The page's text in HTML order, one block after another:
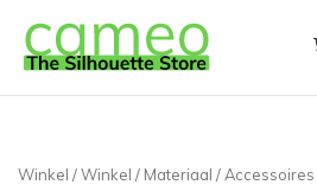
Winkel /Winkel / Materiaal / Accessoires